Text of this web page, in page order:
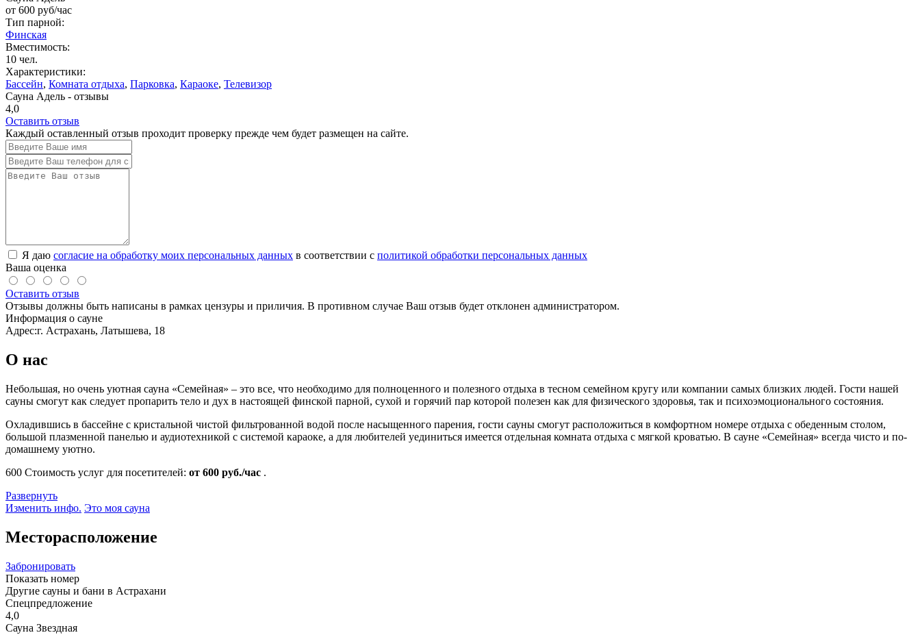
от 600 руб/час
Тип парной:
Финская
Вместимость:
10 чел.
Характеристики:
Бассейн, Комната отдыха, Парковка, Караоке, Телевизор
Сауна Адель - отзывы
4,0
Оставить отзыв
Каждый оставленный отзыв проходит проверку прежде чем будет размещен на сайте.
Я даю согласие на обработку моих персональных данных в соответствии с политикой обработки персональных данных
Ваша оценка
Оставить отзыв
Отзывы должны быть написаны в рамках цензуры и приличия. В противном случае Ваш отзыв будет отклонен администратором.
Информация о сауне
Адрес:г. Астрахань, Латышева, 18
О нас
Небольшая, но очень уютная сауна «Семейная» – это все, что необходимо для полноценного и полезного отдыха в тесном семейном кругу или компании самых близких людей. Гости нашей
сауны смогут как следует пропарить тело и дух в настоящей финской парной, сухой и горячий пар которой полезен как для физического здоровья, так и психоэмоционального состояния.
Охладившись в бассейне с кристальной чистой фильтрованной водой после насыщенного парения, гости сауны смогут расположиться в комфортном номере отдыха с обеденным столом,
большой плазменной панелью и аудиотехникой с системой караоке, а для любителей уединиться имеется отдельная комната отдыха с мягкой кроватью. В сауне «Семейная» всегда чисто и по-
домашнему уютно.
600 Стоимость услуг для посетителей: от 600 руб./час .
Развернуть
Изменить инфо. Это моя сауна
Месторасположение
Забронировать
Показать номер
Другие сауны и бани в Астрахани
Спецпредложение
4,0
Сауна Звездная